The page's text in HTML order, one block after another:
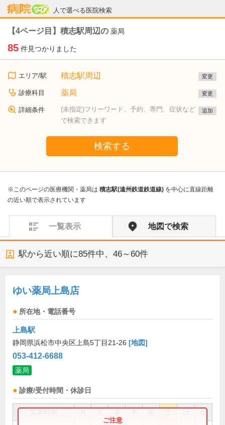
人で選べる医院検索
病院なび
【4ページ目】積志駅周辺の 薬局
85 件見つかりました
エリア/駅 積志駅周辺 変更
診療科目 薬局 変更
詳細条件
(未指定)フリーワード、予約、専門、症状など
で検索できます
追加
検索する
※このページの医療機関・薬局は 積志駅(遠州鉄道鉄道線) を中心に直線距離
の近い順で表示されています
一覧表示 地図で検索
駅から近い順に85件中、 46～60件
ゆい薬局上島店
所在地・電話番号
上島駅
静岡県浜松市中央区上島5丁目21-26 [地図]
053-412-6688
薬局
診療/受付時間・休診日
祝